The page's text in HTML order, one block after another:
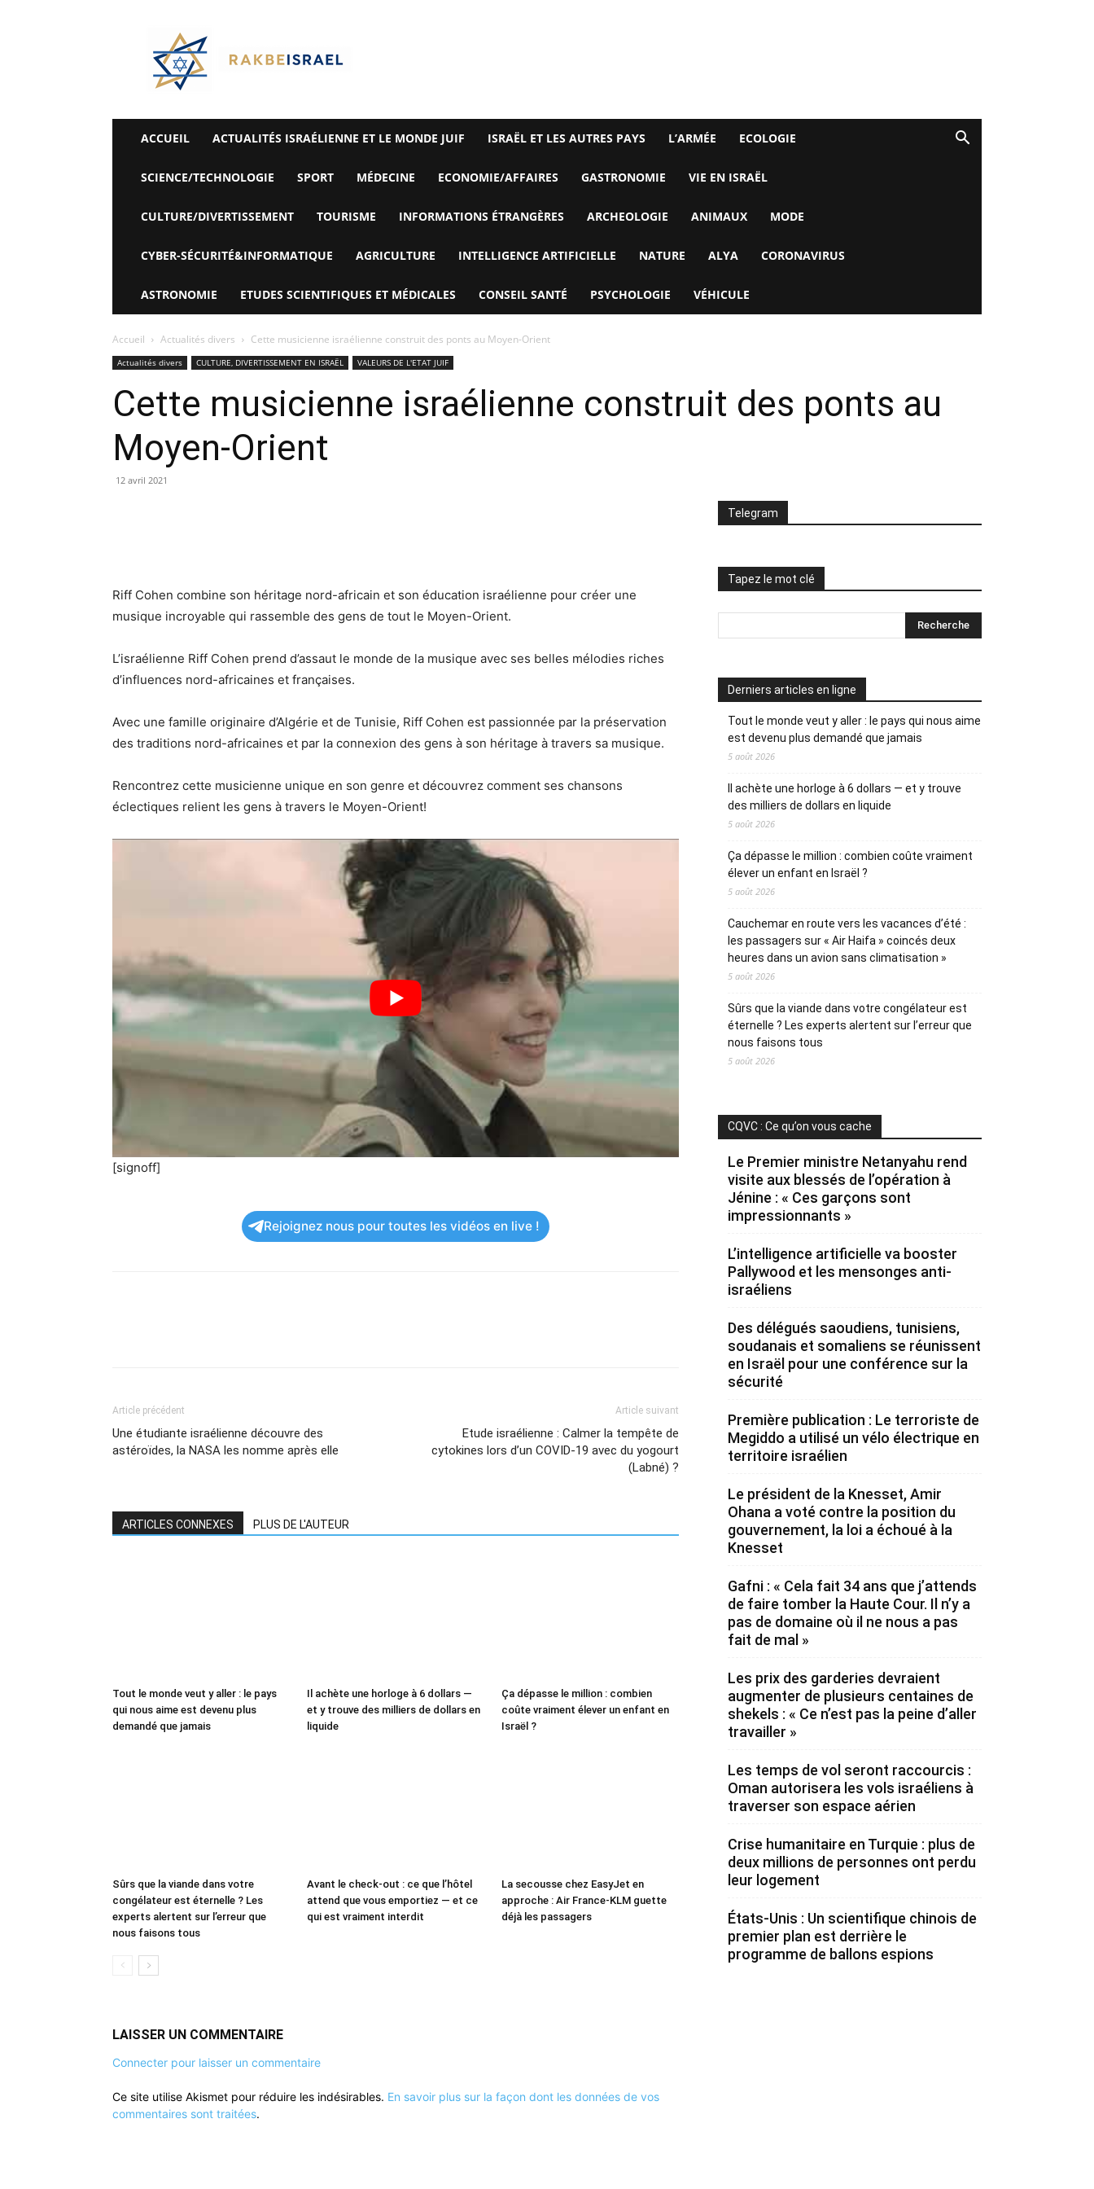
Rak
Be
Israel-
Alyaexpress-
News
ACCUEIL ACTUALITÉS ISRAÉLIENNE ET LE MONDE JUIF ISRAËL ET LES AUTRES PAYS L’ARMÉE ECOLOGIE
SCIENCE/TECHNOLOGIE SPORT MÉDECINE ECONOMIE/AFFAIRES GASTRONOMIE VIE EN ISRAËL
CULTURE/DIVERTISSEMENT TOURISME INFORMATIONS ÉTRANGÈRES ARCHEOLOGIE ANIMAUX MODE
CYBER-SÉCURITÉ&INFORMATIQUE AGRICULTURE INTELLIGENCE ARTIFICIELLE NATURE ALYA CORONAVIRUS
ASTRONOMIE ETUDES SCIENTIFIQUES ET MÉDICALES CONSEIL SANTÉ PSYCHOLOGIE VÉHICULE
Accueil Actualités divers Cette musicienne israélienne construit des ponts au Moyen-Orient
Actualités divers CULTURE, DIVERTISSEMENT EN ISRAËL VALEURS DE L'ETAT JUIF
Cette musicienne israélienne construit des ponts au
Moyen-Orient
12 avril 2021
Riff Cohen combine son héritage nord-africain et son éducation israélienne pour créer une
musique incroyable qui rassemble des gens de tout le Moyen-Orient.
L’israélienne Riff Cohen prend d’assaut le monde de la musique avec ses belles mélodies riches
d’influences nord-africaines et françaises.
Avec une famille originaire d’Algérie et de Tunisie, Riff Cohen est passionnée par la préservation
des traditions nord-africaines et par la connexion des gens à son héritage à travers sa musique.
Rencontrez cette musicienne unique en son genre et découvrez comment ses chansons
éclectiques relient les gens à travers le Moyen-Orient!
[signoff]
Rejoignez nous pour toutes les vidéos en live !
Article précédent
Une étudiante israélienne découvre des
astéroïdes, la NASA les nomme après elle
Article suivant
Etude israélienne : Calmer la tempête de
cytokines lors d’un COVID-19 avec du yogourt
(Labné) ?
ARTICLES CONNEXES PLUS DE L'AUTEUR
Tout le monde veut y aller : le pays
qui nous aime est devenu plus
demandé que jamais
Il achète une horloge à 6 dollars —
et y trouve des milliers de dollars en
liquide
Ça dépasse le million : combien
coûte vraiment élever un enfant en
Israël ?
Sûrs que la viande dans votre
congélateur est éternelle ? Les
experts alertent sur l’erreur que
nous faisons tous
Avant le check-out : ce que l’hôtel
attend que vous emportiez — et ce
qui est vraiment interdit
La secousse chez EasyJet en
approche : Air France-KLM guette
déjà les passagers
LAISSER UN COMMENTAIRE
Connecter pour laisser un commentaire
Ce site utilise Akismet pour réduire les indésirables. En savoir plus sur la façon dont les données de vos
commentaires sont traitées.
Telegram
Tapez le mot clé
Derniers articles en ligne
Tout le monde veut y aller : le pays qui nous aime
est devenu plus demandé que jamais
5 août 2026
Il achète une horloge à 6 dollars — et y trouve
des milliers de dollars en liquide
5 août 2026
Ça dépasse le million : combien coûte vraiment
élever un enfant en Israël ?
5 août 2026
Cauchemar en route vers les vacances d’été :
les passagers sur « Air Haifa » coincés deux
heures dans un avion sans climatisation »
5 août 2026
Sûrs que la viande dans votre congélateur est
éternelle ? Les experts alertent sur l’erreur que
nous faisons tous
5 août 2026
CQVC : Ce qu’on vous cache
Le Premier ministre Netanyahu rend
visite aux blessés de l’opération à
Jénine : « Ces garçons sont
impressionnants »
L’intelligence artificielle va booster
Pallywood et les mensonges anti-
israéliens
Des délégués saoudiens, tunisiens,
soudanais et somaliens se réunissent
en Israël pour une conférence sur la
sécurité
Première publication : Le terroriste de
Megiddo a utilisé un vélo électrique en
territoire israélien
Le président de la Knesset, Amir
Ohana a voté contre la position du
gouvernement, la loi a échoué à la
Knesset
Gafni : « Cela fait 34 ans que j’attends
de faire tomber la Haute Cour. Il n’y a
pas de domaine où il ne nous a pas
fait de mal »
Les prix des garderies devraient
augmenter de plusieurs centaines de
shekels : « Ce n’est pas la peine d’aller
travailler »
Les temps de vol seront raccourcis :
Oman autorisera les vols israéliens à
traverser son espace aérien
Crise humanitaire en Turquie : plus de
deux millions de personnes ont perdu
leur logement
États-Unis : Un scientifique chinois de
premier plan est derrière le
programme de ballons espions